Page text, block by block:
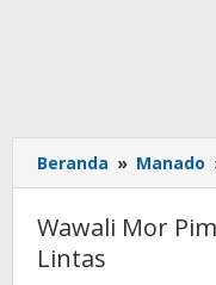
Beranda » Manado
Wawali Mor
Lintas